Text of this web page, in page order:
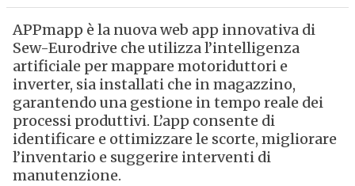
APPmapp è la nuova web app innovativa di
Sew-Eurodrive che utilizza l’intelligenza
artificiale per mappare motoriduttori e
inverter, sia installati che in magazzino,
garantendo una gestione in tempo reale dei
processi produttivi. L’app consente di
identificare e ottimizzare le scorte, migliorare
l’inventario e suggerire interventi di
manutenzione.